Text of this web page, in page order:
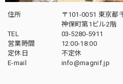
住所
〒101-0051 東京都
神保町第1ビル2階
TEL
03-5280-5911
営業時間
12:00-18:00
定休日
不定休
E-mail
info@magnif.jp